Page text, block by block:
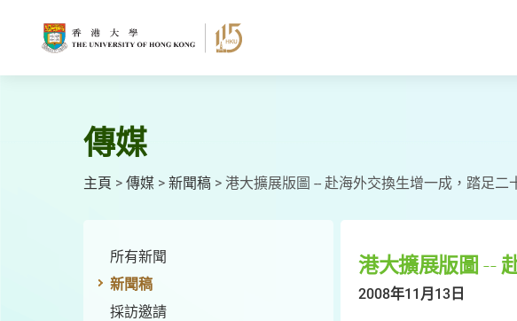
傳媒
主頁 > 傳媒 > 新聞稿 > 港大擴展版圖 -- 赴海外交換生增一成，踏足二
所有新聞
新聞稿
採訪邀請
港大擴展版圖 --
2008年11月13日